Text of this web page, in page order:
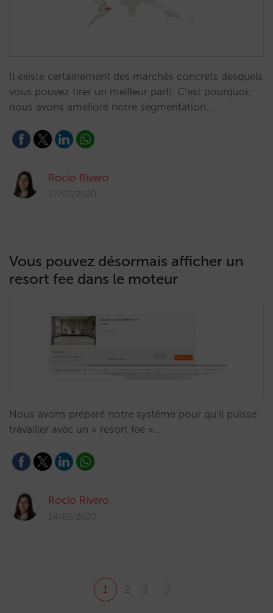
Il existe certainement des marchés concrets desquels
vous pouvez tirer un meilleur parti. C’est pourquoi,
nous avons amélioré notre segmentation.…
Rocío Rivero
27/02/2020
Vous pouvez désormais afficher un
resort fee dans le moteur
Nous avons préparé notre système pour qu’il puisse
travailler avec un « resort fee »…
Rocío Rivero
14/02/2020
1 2 3